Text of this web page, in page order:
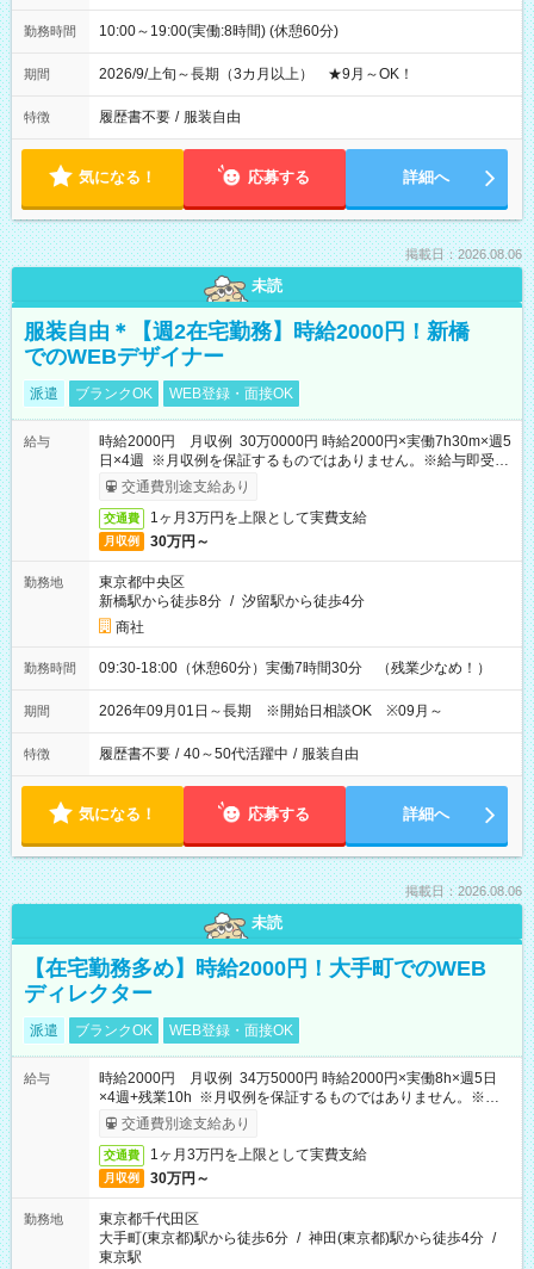
勤務時間 10:00～19:00(実働:8時間) (休憩60分)
期間 2026/9/上旬～長期（3カ月以上） ★9月～OK！
特徴 履歴書不要 / 服装自由
気になる！ 応募する 詳細へ
掲載日：2026.08.06
未読
服装自由＊【週2在宅勤務】時給2000円！新橋
でのWEBデザイナー
派遣 ブランクOK WEB登録・面接OK
給与
時給2000円 月収例 30万0000円 時給2000円×実働7h30m×週5
日×4週 ※月収例を保証するものではありません。※給与即受取
りサービス利用可（利用条件有）
交通費別途支給あり
交通費 1ヶ月3万円を上限として実費支給
月収例 30万円～
勤務地
東京都中央区
新橋駅から徒歩8分 / 汐留駅から徒歩4分
商社
勤務時間 09:30-18:00（休憩60分）実働7時間30分 （残業少なめ！）
期間 2026年09月01日～長期 ※開始日相談OK ※09月～
特徴 履歴書不要 / 40～50代活躍中 / 服装自由
気になる！ 応募する 詳細へ
掲載日：2026.08.06
未読
【在宅勤務多め】時給2000円！大手町でのWEB
ディレクター
派遣 ブランクOK WEB登録・面接OK
給与
時給2000円 月収例 34万5000円 時給2000円×実働8h×週5日
×4週+残業10h ※月収例を保証するものではありません。※給与
即受取りサービス利用可（利用条件有）
交通費別途支給あり
交通費 1ヶ月3万円を上限として実費支給
月収例 30万円～
勤務地
東京都千代田区
大手町(東京都)駅から徒歩6分 / 神田(東京都)駅から徒歩4分 /
東京駅